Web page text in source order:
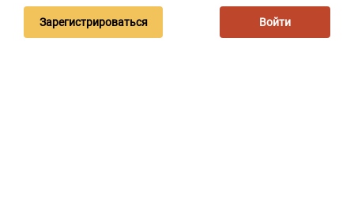
Зарегистрироваться Войти